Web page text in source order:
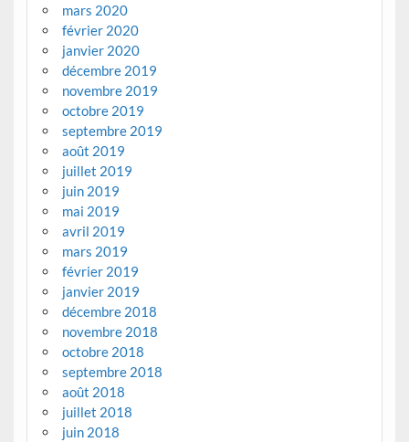
mars 2020
février 2020
janvier 2020
décembre 2019
novembre 2019
octobre 2019
septembre 2019
août 2019
juillet 2019
juin 2019
mai 2019
avril 2019
mars 2019
février 2019
janvier 2019
décembre 2018
novembre 2018
octobre 2018
septembre 2018
août 2018
juillet 2018
juin 2018